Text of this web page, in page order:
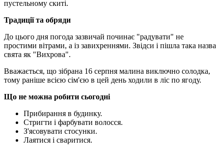
пустельному скиті.
Традиції та обряди
До цього дня погода зазвичай починає "радувати" не
простими вітрами, а із завихреннями. Звідси і пішла така назва
свята як "Вихрова".
Вважається, що зібрана 16 серпня малина виключно солодка,
тому раніше всією сім'єю в цей день ходили в ліс по ягоду.
Що не можна робити сьогодні
Прибирання в будинку.
Стригти і фарбувати волосся.
З'ясовувати стосунки.
Лаятися і сваритися.